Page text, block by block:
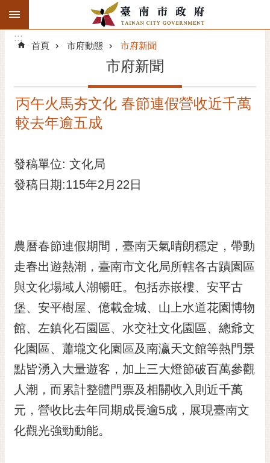
跳到主要內容區塊
搜
階
精彩府城
市府團隊
主題服務
市民互動
黃
偉
哲
螢
光
花
泉
桐
花
祭
:::
:::
首頁 市府動態 市府新聞
市府新聞
丙午火馬夯文化 春節連假營收近千萬
較去年逾五成
發稿單位: 文化局
發稿日期:115年2月22日
農曆春節連假期間，臺南天氣晴朗穩定，帶動
走春出遊熱潮，臺南市文化局所轄各古蹟園區
與文化場域人潮暢旺。包括赤嵌樓、安平古
堡、安平樹屋、億載金城、山上水道花園博物
館、左鎮化石園區、水交社文化園區、總爺文
化園區、蕭壠文化園區及南瀛天文館等熱門景
點皆湧入大量遊客，加上三大燈節破百萬參觀
人潮，而累計整體門票及相關收入則近千萬
元，營收比去年同期成長逾5成，展現臺南文
化觀光強勁動能。